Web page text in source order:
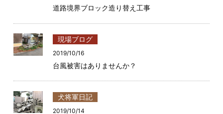
道路境界ブロック造り替え工事
現場ブログ
2019/10/16
台風被害はありませんか？
犬将軍日記
2019/10/14